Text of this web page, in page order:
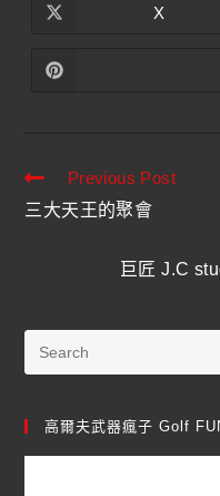
X
Previous Post
三大天王的聚會
巨匠 J.C
高爾夫武器瘋子 Golf